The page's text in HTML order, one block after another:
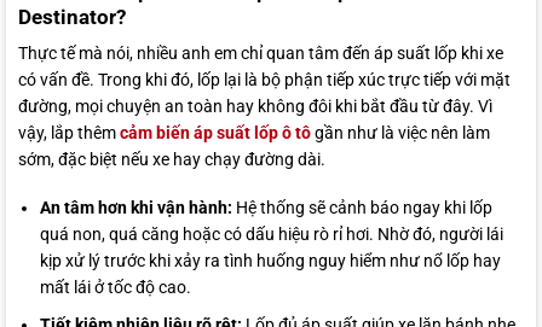
Destinator?
Thực tế mà nói, nhiều anh em chỉ quan tâm đến áp suất lốp khi xe
có vấn đề. Trong khi đó, lốp lại là bộ phận tiếp xúc trực tiếp với mặt
đường, mọi chuyện an toàn hay không đôi khi bắt đầu từ đây. Vì
vậy, lắp thêmcảm biến áp suất lốp ô tôgần như là việc nên làm
sớm, đặc biệt nếu xe hay chạy đường dài.
An tâm hơn khi vận hành: Hệ thống sẽ cảnh báo ngay khi lốp
quá non, quá căng hoặc có dấu hiệu rò rỉ hơi. Nhờ đó, người lái
kịp xử lý trước khi xảy ra tình huống nguy hiểm như nổ lốp hay
mất lái ở tốc độ cao.